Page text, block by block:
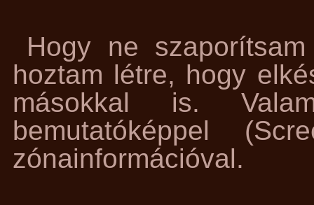
Hogy ne
hoztam létre, hogy
másokkal is.
bemutatóképpel
zónainformációval.